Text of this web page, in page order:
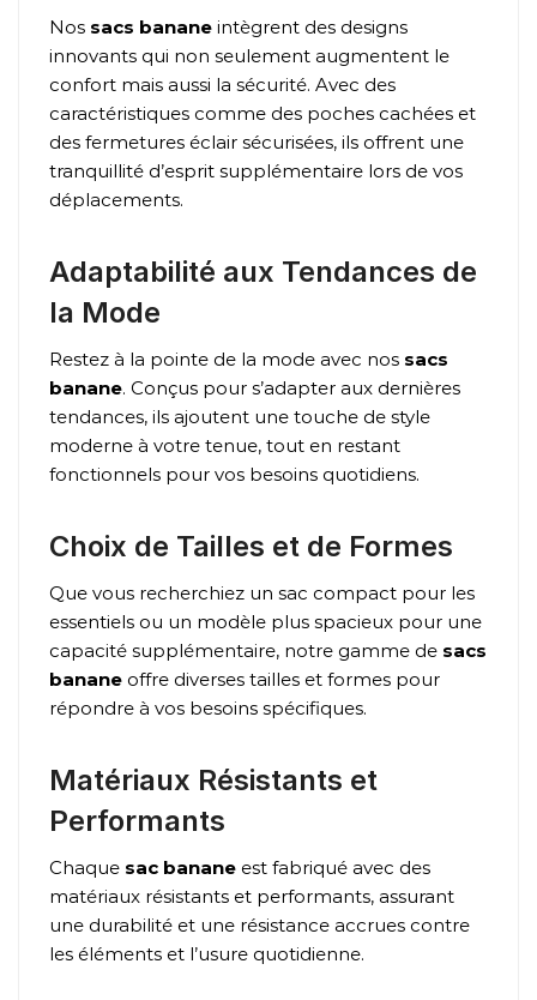
Nos sacs banane intègrent des designs
innovants qui non seulement augmentent le
confort mais aussi la sécurité. Avec des
caractéristiques comme des poches cachées et
des fermetures éclair sécurisées, ils offrent une
tranquillité d’esprit supplémentaire lors de vos
déplacements.
Adaptabilité aux Tendances de
la Mode
Restez à la pointe de la mode avec nos sacs
banane. Conçus pour s’adapter aux dernières
tendances, ils ajoutent une touche de style
moderne à votre tenue, tout en restant
fonctionnels pour vos besoins quotidiens.
Choix de Tailles et de Formes
Que vous recherchiez un sac compact pour les
essentiels ou un modèle plus spacieux pour une
capacité supplémentaire, notre gamme de sacs
banane offre diverses tailles et formes pour
répondre à vos besoins spécifiques.
Matériaux Résistants et
Performants
Chaque sac banane est fabriqué avec des
matériaux résistants et performants, assurant
une durabilité et une résistance accrues contre
les éléments et l’usure quotidienne.